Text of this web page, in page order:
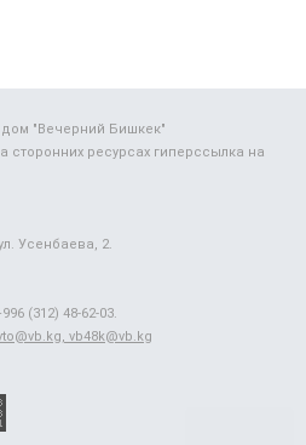
"Вечерний Бишкек"
ресурсах гиперссылка на
Усенбаева, 2.
(312) 48-62-03.
vb48k@vb.kg